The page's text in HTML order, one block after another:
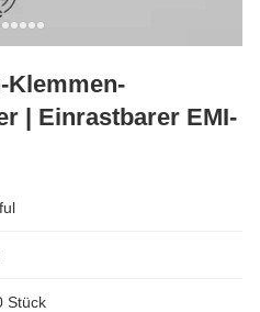
Klemmen-
| Einrastbarer EMI-
Stück